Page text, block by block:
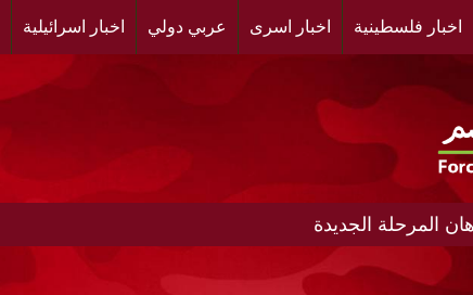
اخبار فلسطينية اخبار اسرى عربي دولي اخبار اسرائيلية
المرحلة الجديدة
إلى نظام أمني متعدد الأقطاب؟